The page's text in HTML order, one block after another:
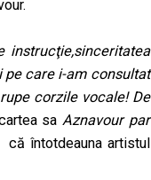
instrucţie,sinceritatea
pe care i-am consultat
corzile vocale! De
sa Aznavour par
întotdeauna artistul